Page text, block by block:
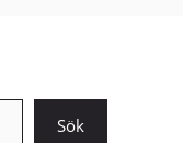
Sök